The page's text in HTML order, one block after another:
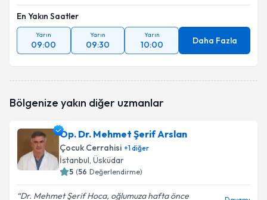
En Yakın Saatler
Yarın
09:00
Yarın
09:30
Yarın
10:00 Daha Fazla
Bölgenize yakın diğer uzmanlar
Op. Dr. Mehmet Şerif Arslan
Çocuk Cerrahisi +1diğer
İstanbul, Üsküdar
5 (56 Değerlendirme)
Dr. Mehmet Şerif Hoca, oğlumuza hafta önce